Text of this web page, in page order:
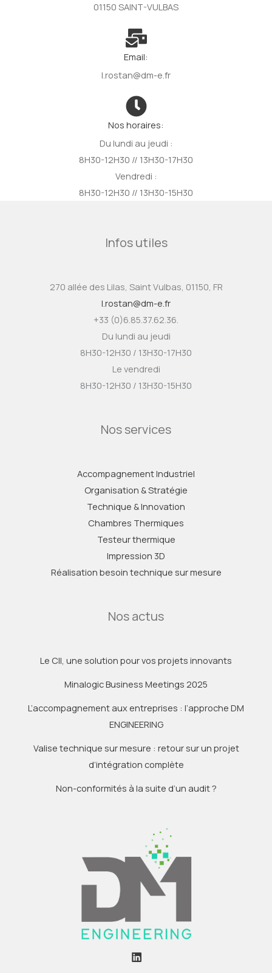
01150 SAINT-VULBAS
Email:
l.rostan@dm-e.fr
Nos horaires:
Du lundi au jeudi :
8H30-12H30 // 13H30-17H30
Vendredi :
8H30-12H30 // 13H30-15H30
Infos utiles
270 allée des Lilas, Saint Vulbas, 01150, FR
l.rostan@dm-e.fr
+33 (0)6.85.37.62.36.
Du lundi au jeudi
8H30-12H30 / 13H30-17H30
Le vendredi
8H30-12H30 / 13H30-15H30
Nos services
Accompagnement Industriel
Organisation & Stratégie
Technique & Innovation
Chambres Thermiques
Testeur thermique
Impression 3D
Réalisation besoin technique sur mesure
Nos actus
Le CII, une solution pour vos projets innovants
Minalogic Business Meetings 2025
L’accompagnement aux entreprises : l’approche DM
ENGINEERING
Valise technique sur mesure : retour sur un projet
d’intégration complète
Non-conformités à la suite d’un audit ?